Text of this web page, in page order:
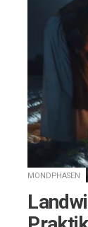
MONDPHASEN